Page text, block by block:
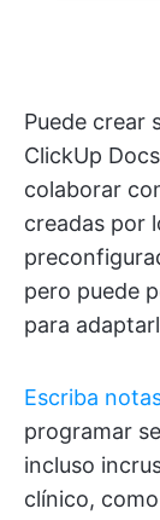
Puede crear
ClickUp
colaborar
creadas por
pero puede
para
Escriba
programar
incluso
clínico,